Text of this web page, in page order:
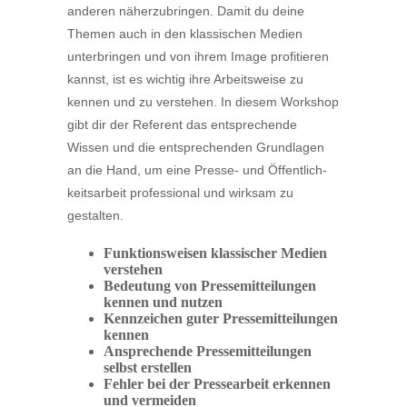
anderen näher­zu­bringen. Damit du deine
Themen auch in den klassi­schen Medien
unter­bringen und von ihrem Image profi­tieren
kannst, ist es wichtig ihre Arbeits­weise zu
kennen und zu verstehen. In diesem Workshop
gibt dir der Referent das entspre­chende
Wissen und die entspre­chenden Grund­lagen
an die Hand, um eine Presse- und Öffent­lich­
keits­arbeit profes­sional und wirksam zu
gestalten.
Funkti­ons­weisen klassi­scher Medien
verstehen
Bedeutung von Presse­mit­tei­lungen
kennen und nutzen
Kennzeichen guter Presse­mit­tei­lungen
kennen
Anspre­chende Presse­mit­tei­lungen
selbst erstellen
Fehler bei der Presse­arbeit erkennen
und vermeiden